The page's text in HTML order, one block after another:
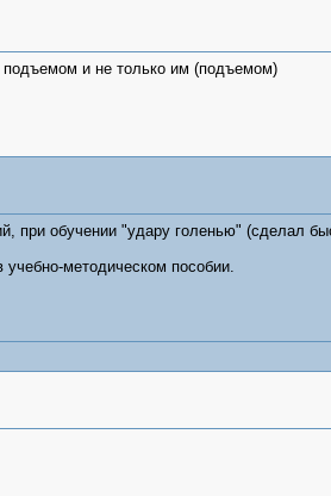
и не только им (подъемом)
при обучении "удару голенью" (сделал
методическом пособии.